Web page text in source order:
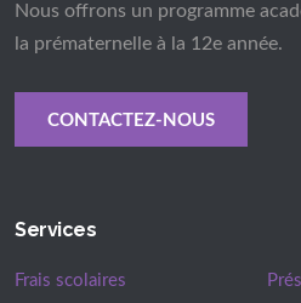
Nous offrons un programme
la prématernelle à la 12e année.
CONTACTEZ-NOUS
Services
Frais scolaires